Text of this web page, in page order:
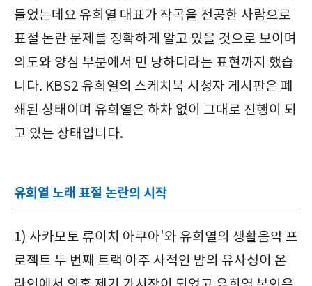
들었는데요 유희열 대표가 작곡을 전공한 사람으로
표절 논란 문제를 정확하게 알고 있을 것으로 보이며
의도와 양심 부분에서 민 낭하다라는 표현까지 했습
니다. KBS2 유희열의 스케치북 시청자 게시판은 폐
쇄된 상태이며 유희열은 하차 없이 그대로 진행이 되
고 있는 상태입니다.
유희열 노래 표절 논란의 시작
1) 사카모토 류이치 아쿠아'와 유희열의 생활음악 프
로젝트 두 번째 트랙 아주 사적인 밤의 유사성이 온